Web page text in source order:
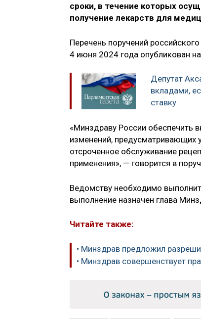
сроки, в течение которых
получение лекарств для
Перечень поручений
4 июня 2024 года опубликован
Депутат
вкладами,
ставку
«Минздраву России обеспечить
изменений, предусматривающих
отсроченное обслуживание
применения», — говорится в
Ведомству необходимо
выполнение назначен глава
Читайте также:
• Минздрав предложил
• Минздрав совершенствует